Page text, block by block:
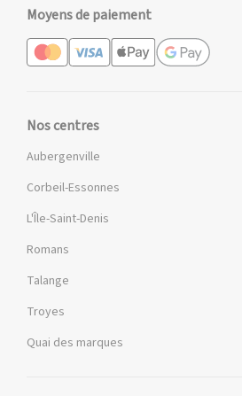
Moyens de paiement
Nos centres
Aubergenville
Corbeil-Essonnes
L'Île-Saint-Denis
Romans
Talange
Troyes
Quai des marques